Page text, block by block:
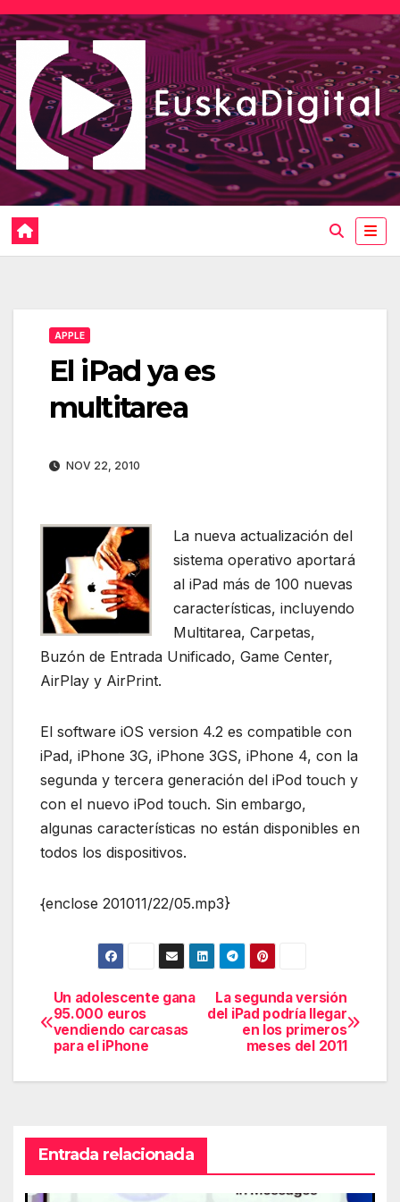
Saltar
al
contenido
APPLE
El iPad ya es
multitarea
NOV 22, 2010
La nueva actualización del
sistema operativo aportará
al iPad más de 100 nuevas
características, incluyendo
Multitarea, Carpetas,
Buzón de Entrada Unificado, Game Center,
AirPlay y AirPrint.
El software iOS version 4.2 es compatible con
iPad, iPhone 3G, iPhone 3GS, iPhone 4, con la
segunda y tercera generación del iPod touch y
con el nuevo iPod touch. Sin embargo,
algunas características no están disponibles en
todos los dispositivos.
{enclose 201011/22/05.mp3}
Navegación
de
entradas
La segunda versión
del iPad podría llegar
en los primeros
meses del 2011
Un adolescente gana
95.000 euros
vendiendo carcasas
para el iPhone
Entrada relacionada